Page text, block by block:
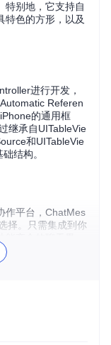
特别地，它支持自
特色的方形，以及
进行开发，
Referen
的通用框
继承自UITableVie
和UITableVie
结构。
作平台，ChatMes
择。只需集成到你
人消息功能的产
型。